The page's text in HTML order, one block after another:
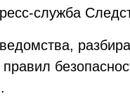
служба